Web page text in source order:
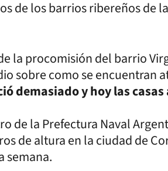
de los barrios ribereños de
la procomisión del barrio
sobre como se encuentran
demasiado y hoy las
de la Prefectura Naval
de altura en la ciudad de
semana.